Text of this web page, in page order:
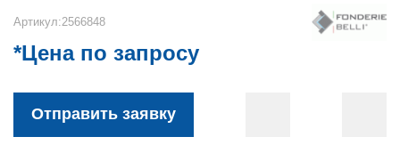
Артикул:2566848
*Цена по запросу
Отправить заявку